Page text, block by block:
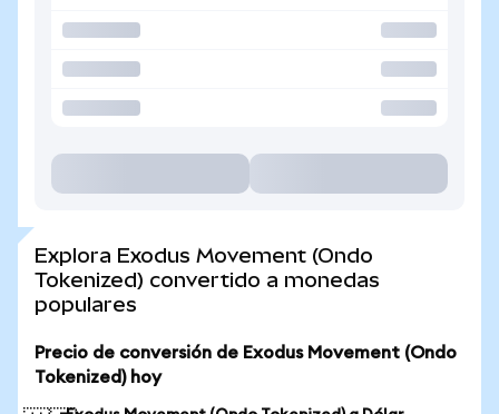
Explora Exodus Movement (Ondo
Tokenized) convertido a monedas
populares
Precio de conversión de Exodus Movement (Ondo
Tokenized) hoy